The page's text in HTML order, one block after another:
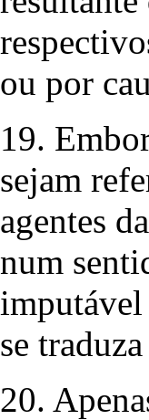
ou por
19.
sejam
agentes
num
imputável
se
20.